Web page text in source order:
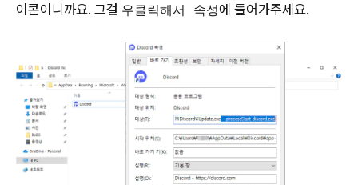
이콘이니까요. 그걸 우클릭해서 속성에 들어가주세요.